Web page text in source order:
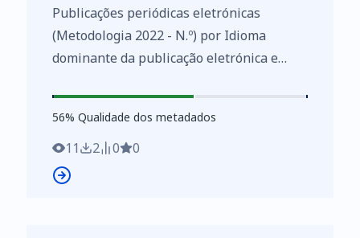
Publicações periódicas eletrónicas
(Metodologia 2022 - N.º) por Idioma
dominante da publicação eletrónica e
Inquérito às publicações periódicas
https://www.ine.pt/xurl/indx/0012057/PT
56%
56% Qualidade dos metadados
11 2 0 0